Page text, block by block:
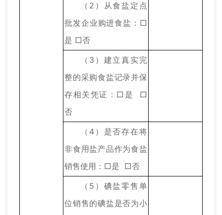
（2）从食盐定点
批发企业购进食盐：□
是 □否
（3）建立真实完
整的采购食盐记录并保
存相关凭证：□是 □
否
（4）是否存在将
非食用盐产品作为食盐
销售使用：□是 □否
（5）碘盐零售单
位销售的碘盐是否为小